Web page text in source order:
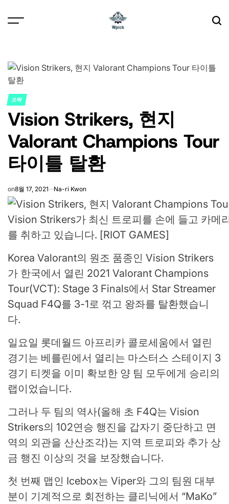
POSTED
IN
오락
Vision Strikers, 현지
Valorant Champions Tour
타이틀 탈환
on8월 17, 2021 Na-ri Kwon
Vision Strikers가 최신 트로피를 손에 들고 카메
를 취하고 있습니다. [RIOT GAMES]
Korea Valorant의 원조 품종인 Vision Strikers
가 한국에서 열린 2021 Valorant Champions
Tour(VCT): Stage 3 Finals에서 Star Streamer
Squad F4Q를 3-1로 꺾고 왕좌를 탈환했습니
다.
일요일 롯데월드 아프리카 콜로세움에서 열린
경기는 베를린에서 열리는 마스터스 스테이지 3
경기 티켓을 이미 확보한 양 팀 모두에게 승리의
랩이었습니다.
그러나 두 팀의 역사(올해 초 F4Q는 Vision
Strikers의 102연승 행진을 갑자기 중단하고 면
역의 외관을 산산조각)는 지역 트로피와 추가 상
금 행진 이상의 것을 보장했습니다.
첫 번째 맵인 Icebox는 Viper와 그의 팀원 대부
분이 기계적으로 회전하는 클리닉에서 “MaKo”